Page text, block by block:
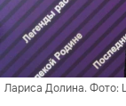
Лариса Долина. Фото: